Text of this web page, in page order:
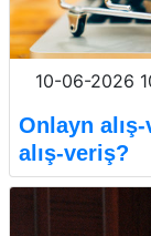
10-06-2026
Onlayn
alış-veriş?